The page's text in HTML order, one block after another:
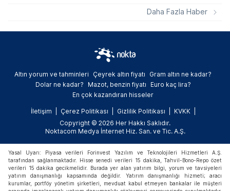
Daha Fazla Haber
Altın yorum ve tahminleri Çeyrek altın fiyatı
Gram altın ne kadar?
Dolar ne kadar?
Mazot, benzin fiyatı
Euro kaç lira?
En çok kazandıran hisseler
İletişim Çerez Politikası Gizlilik Politikası
KVKK
Copyright © 2026 Her Hakkı Saklıdır.
Noktacom Medya İnternet Hiz. San. ve Tic. A.Ş.
Yasal Uyarı: Piyasa verileri Forinvest Yazılım ve Teknolojileri Hizmetleri A.Ş.
tarafından sağlanmaktadır. Hisse senedi verileri 15 dakika, Tahvil-Bono-Repo özet
verileri 15 dakika gecikmelidir. Burada yer alan yatırım bilgi, yorum ve tavsiyeleri
yatırım danışmanlığı kapsamında değildir. Yatırım danışmanlığı hizmeti; aracı
kurumlar, portföy yönetim şirketleri, mevduat kabul etmeyen bankalar ile müşteri